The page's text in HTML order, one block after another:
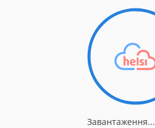
Завантаження...